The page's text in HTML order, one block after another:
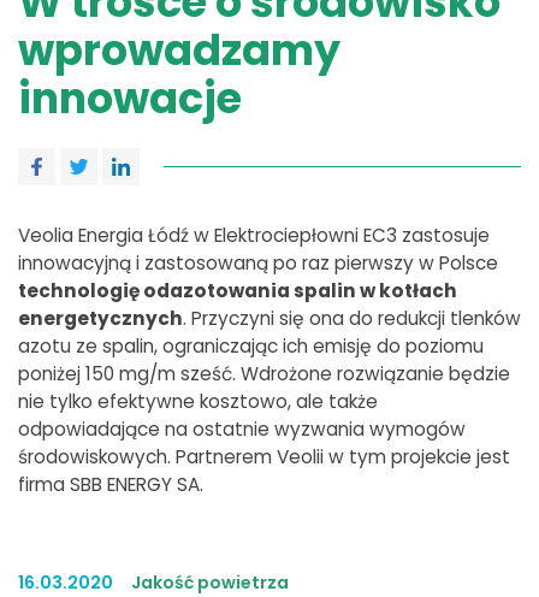
wprowadzamy
innowacje
Veolia Energia Łódź w Elektrociepłowni EC3 zastosuje
innowacyjną i zastosowaną po raz pierwszy w Polsce
technologię odazotowania spalin w kotłach
energetycznych. Przyczyni się ona do redukcji tlenków
azotu ze spalin, ograniczając ich emisję do poziomu
poniżej 150 mg/m sześć. Wdrożone rozwiązanie będzie
nie tylko efektywne kosztowo, ale także
odpowiadające na ostatnie wyzwania wymogów
środowiskowych. Partnerem Veolii w tym projekcie jest
firma SBB ENERGY SA.
16.03.2020 Jakość powietrza